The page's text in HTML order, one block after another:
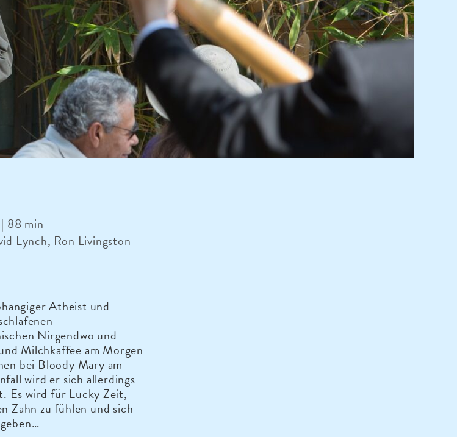
88 min
Lynch, Ron Livingston
Atheist und
Nirgendwo und
Milchkaffee am Morgen
bei Bloody Mary am
wird er sich allerdings
Es wird für Lucky Zeit,
Zahn zu fühlen und sich